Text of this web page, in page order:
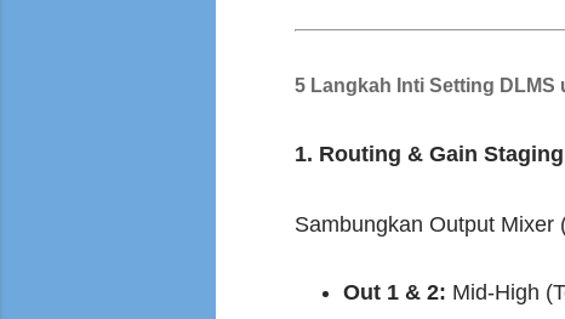
5 Langkah Inti Setting DLMS
1. Routing & Gain Staging
Sambungkan Output Mixer
Out 1 & 2: Mid-High